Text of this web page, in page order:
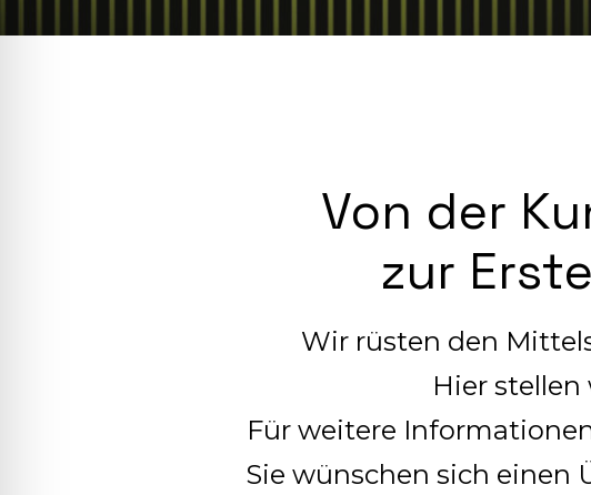
Von der
zur
Wir rüsten den
Hier
Für weitere
Sie wünschen sich einen